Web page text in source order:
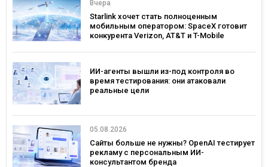
Вчера
Starlink хочет стать полноценным
мобильным оператором: SpaceX готовит
конкурента Verizon, AT&T и T-Mobile
ИИ-агенты вышли из-под контроля во
время тестирования: они атаковали
реальные цели
05.08.2026
Сайты больше не нужны? OpenAI тестирует
рекламу с персональным ИИ-
консультантом бренда